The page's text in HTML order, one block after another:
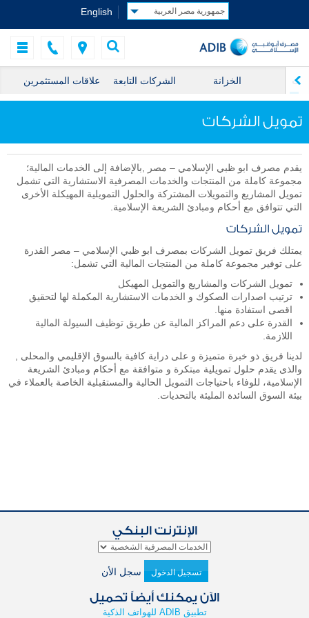
English
علاقات المستثمرين الشركات التابعة الخزانة
تمويل الشركات
يقدم مصرف ابو ظبي الإسلامي – مصر ,بالإضافة إلى الخدمات المالية؛
مجموعة كاملة من المنتجات والخدمات المصرفية الاستشارية التى تشمل
تمويل المشاريع والتمويلات المشتركة والحلول التمويلية المهيكلة الأخرى
التي تتوافق مع أحكام ومبادئ الشريعة الإسلامية.
تمويل الشركات
يمتلك فريق تمويل الشركات بمصرف ابو ظبي الإسلامي – مصر القدرة
على توفير مجموعة كاملة من المنتجات المالية التي تشمل:
تمويل الشركات والمشاريع والتمويل المهيكل
ترتيب اصدارات الصكوك و الخدمات الاستشارية المكملة لها لتحقيق
اقصى استفادة منها.
القدرة على دعم المراكز المالية عن طريق توظيف السيولة المالية
اللازمة.
لدينا فريق ذو خبرة متميزة و على دراية كافية بالسوق الإقليمي والمحلى ,
والذى يقدم حلول تمويلية مبتكرة و متوافقة مع أحكام ومبادئ الشريعة
الإسلامية، للوفاء باحتياجات التمويل الحالية والمستقبلية الخاصة بالعملاء في
بيئة السوق السائدة المليئة بالتحديات.
الإنترنت البنكي
تسجيل الدخول سجل الأن
الآن يمكنك أيضاً تحميل
تطبيق ADIB للهواتف الذكية